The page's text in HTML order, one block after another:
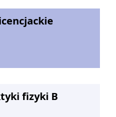
fizyki B